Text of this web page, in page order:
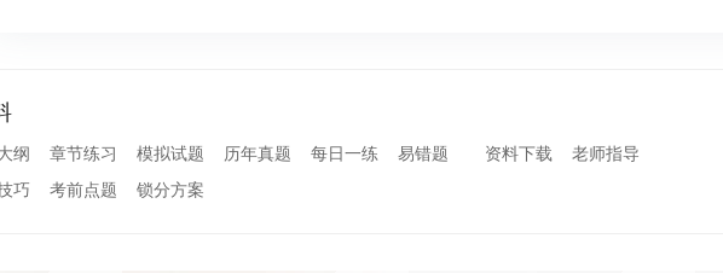
纲 章节练习 模拟试题 历年真题 每日一练 易错题 资料下载
老师指导
巧 考前点题 锁分方案